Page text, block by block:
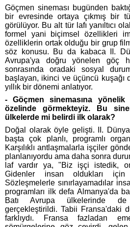
Göçmen sineması bugünden
bir evresinde ortaya çıkmış bir
görülüyor. Bu alt tür lafı yanıltıcı
formel yani biçimsel özellikleri
özelliklerin ortak olduğu bir grup
söz konusu. Bu da kabaca II.
Avrupa'ya doğru yönelen göç
sonrasında oradaki sosyal
başlayan, ikinci ve üçüncü kuşağı
yıllık bir dönemi anlatıyor.
- Göçmen sinemasına
özelinde görmekteyiz. Bu
ülkelerde mi belirdi ilk olarak?
Doğal olarak öyle gelişti. II.
başta çok planlı, programlı
Karşılıklı antlaşmalarla işçiler
planlanıyordu ama daha sonra
laf vardır ya, "Biz işçi istedik,
Gidenler insan oldukları
Sözleşmelerle sınırlayamadılar
programları ilk defa Almanya'da
Batı Avrupa ülkelerinde de
gerçekleştirildi. Tabii Fransa'daki
farklıydı. Fransa fazladan